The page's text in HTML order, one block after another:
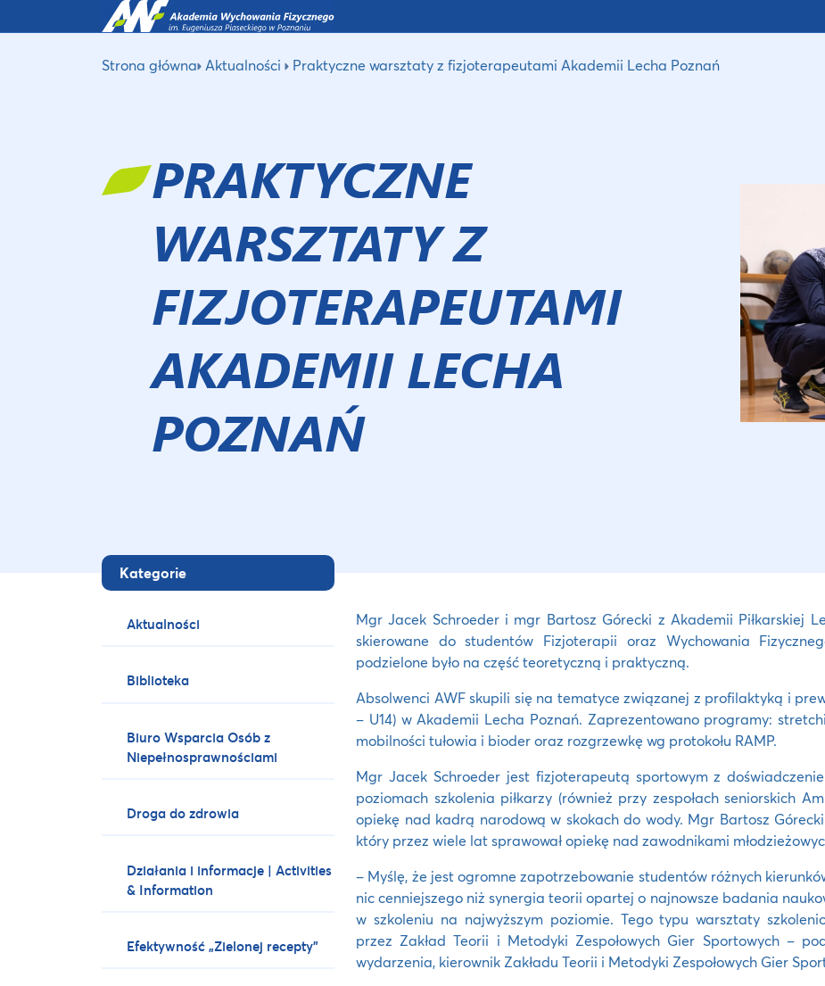
Strona główna Aktualności Praktyczne warsztaty z fizjoterapeutami Akademii Lecha Poznań
PRAKTYCZNE
WARSZTATY Z
FIZJOTERAPEUTAMI
AKADEMII LECHA
POZNAŃ
Kategorie
Aktualności
Biblioteka
Biuro Wsparcia Osób z
Niepełnosprawnościami
Droga do zdrowia
Działania i informacje | Activities
& Information
Efektywność „Zielonej recepty”
Mgr Jacek Schroeder i mgr Bartosz Górecki z Akademii Piłkarskiej
skierowane do studentów Fizjoterapii oraz Wychowania
podzielone było na część teoretyczną i praktyczną.
Absolwenci AWF skupili się na tematyce związanej z profilaktyką i
– U14) w Akademii Lecha Poznań. Zaprezentowano programy:
mobilności tułowia i bioder oraz rozgrzewkę wg protokołu RAMP.
Mgr Jacek Schroeder jest fizjoterapeutą sportowym z
poziomach szkolenia piłkarzy (również przy zespołach seniorskich
opiekę nad kadrą narodową w skokach do wody. Mgr Bartosz
który przez wiele lat sprawował opiekę nad zawodnikami
– Myślę, że jest ogromne zapotrzebowanie studentów różnych
nic cenniejszego niż synergia teorii opartej o najnowsze badania
w szkoleniu na najwyższym poziomie. Tego typu warsztaty
przez Zakład Teorii i Metodyki Zespołowych Gier Sportowych –
wydarzenia, kierownik Zakładu Teorii i Metodyki Zespołowych Gier